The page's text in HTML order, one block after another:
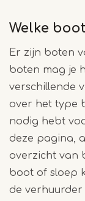
Welke
Er zijn boten
boten mag je
verschillende
over het type
nodig hebt
deze pagina,
overzicht van
boot of sloep
de